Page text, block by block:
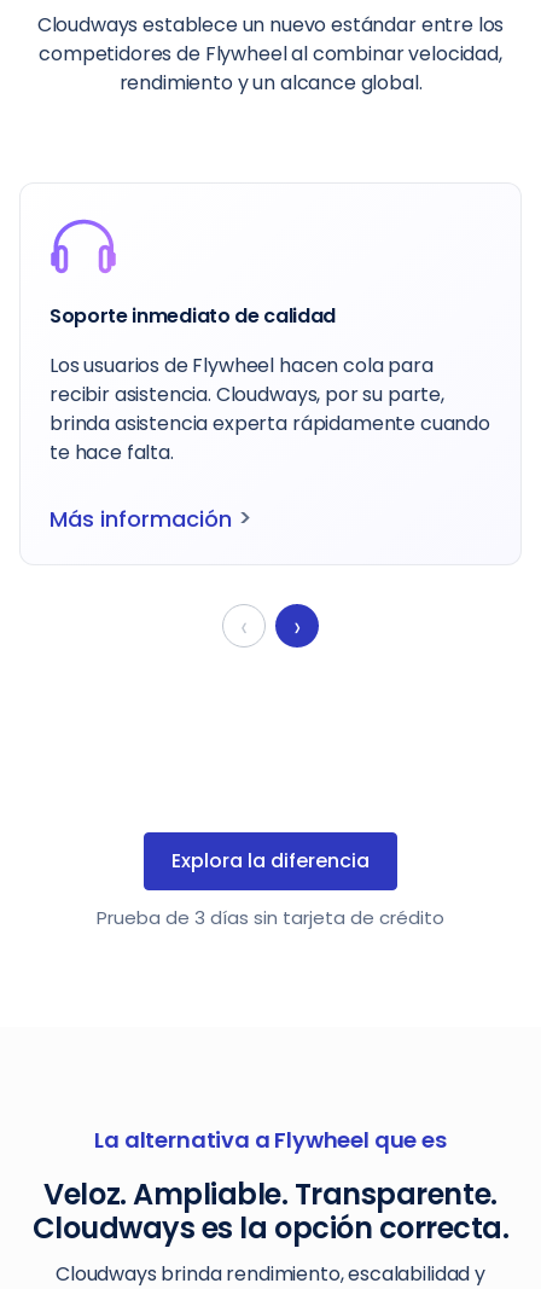
Cloudways establece un nuevo estándar entre los
competidores de Flywheel al combinar velocidad,
rendimiento y un alcance global.
Soporte inmediato de calidad
Los usuarios de Flywheel hacen cola para
recibir asistencia. Cloudways, por su parte,
brinda asistencia experta rápidamente cuando
te hace falta.
Más información >
‹ ›
Explora la diferencia
Prueba de 3 días sin tarjeta de crédito
La alternativa a Flywheel que es
Veloz. Ampliable. Transparente.
Cloudways es la opción correcta.
Cloudways brinda rendimiento, escalabilidad y